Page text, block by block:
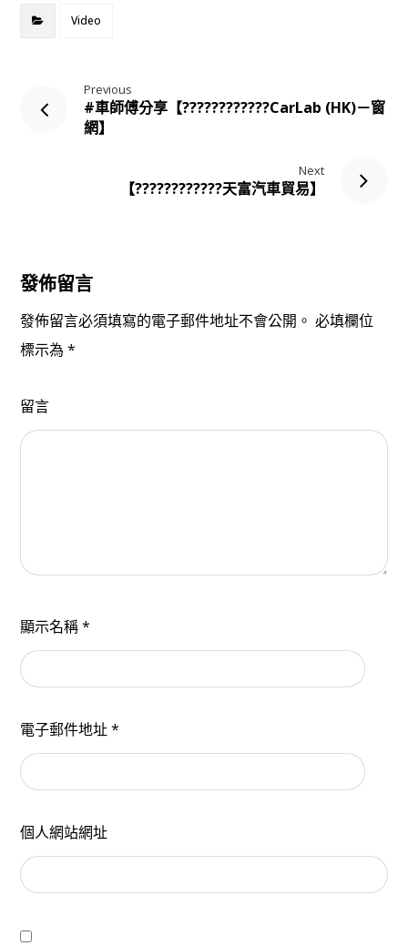
Video
Previous
#車師傅分享【????????‍????CarLab (HK)－窗
網】
Next
【????????‍????天富汽車貿易】
發佈留言
發佈留言必須填寫的電子郵件地址不會公開。 必填欄位
標示為*
留言
顯示名稱*
電子郵件地址*
個人網站網址